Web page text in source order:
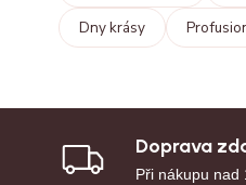
Dny krásy
Doprava
Při nákupu nad